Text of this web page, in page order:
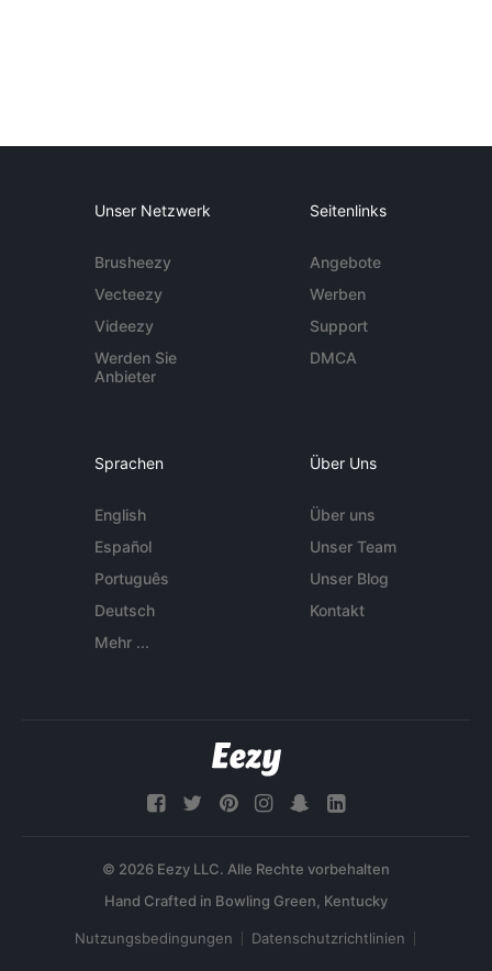
Unser Netzwerk
Brusheezy
Vecteezy
Videezy
Werden Sie
Anbieter
Seitenlinks
Angebote
Werben
Support
DMCA
Sprachen
English
Español
Português
Deutsch
Mehr ...
Über Uns
Über uns
Unser Team
Unser Blog
Kontakt
© 2026 Eezy LLC. Alle Rechte vorbehalten
Nutzungsbedingungen Datenschutzrichtlinien